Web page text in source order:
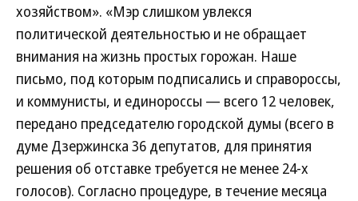
хозяйством». «Мэр слишком увлекся
политической деятельностью и не обращает
внимания на жизнь простых горожан. Наше
письмо, под которым подписались и справороссы,
и коммунисты, и единороссы — всего 12 человек,
передано председателю городской думы (всего в
думе Дзержинска 36 депутатов, для принятия
решения об отставке требуется не менее 24-х
голосов). Согласно процедуре, в течение месяца